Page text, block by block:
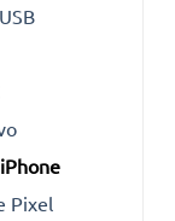
Pixel